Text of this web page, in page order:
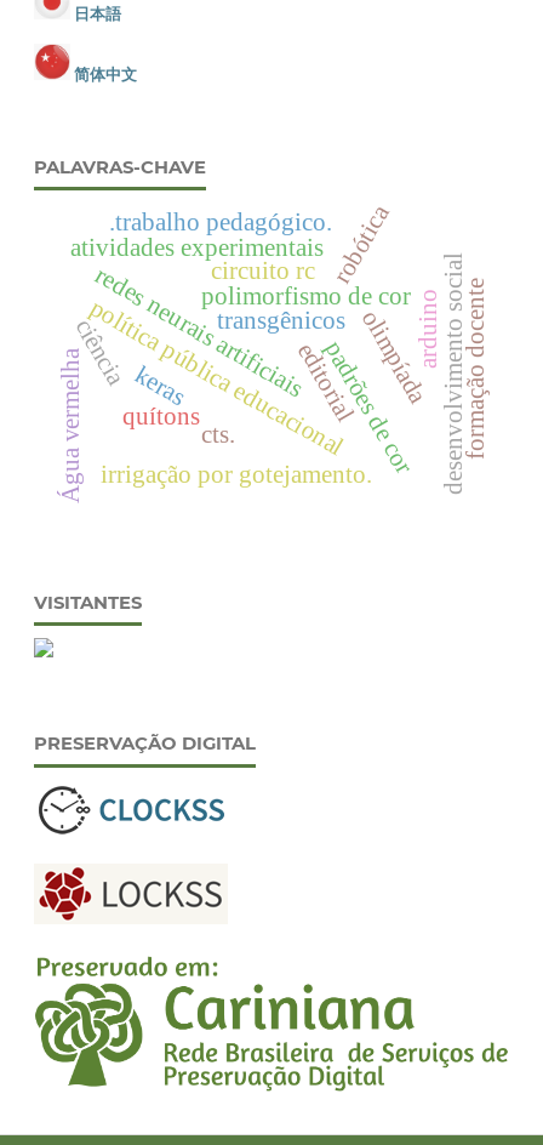
日本語
简体中文
PALAVRAS-CHAVE
editorialolimpíada
política pública educacionalpadrões de cor
polimorfismo de cor
quítons
robótica
redes neurais artificiais
keras desenvolvimento socialformação docente
irrigação por gotejamento.
transgênicos
cts.
Água vermelha
atividades experimentais
.trabalho pedagógico.
ciência arduino
circuito rc
VISITANTES
PRESERVAÇÃO DIGITAL